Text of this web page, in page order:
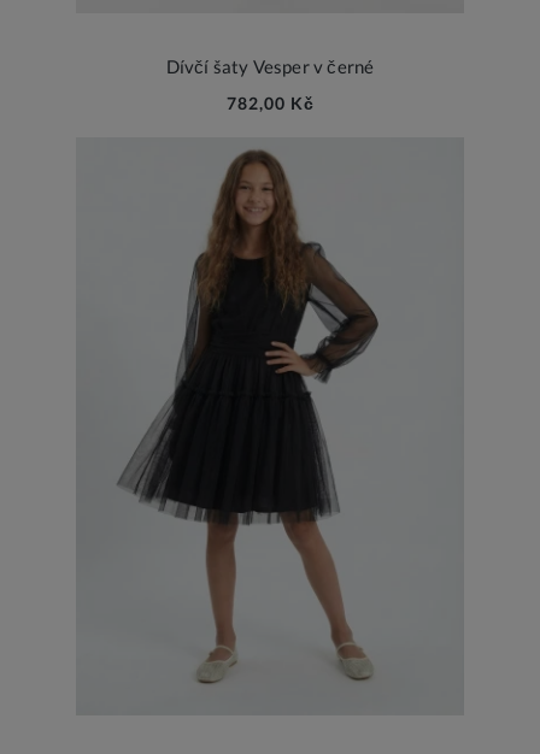
Dívčí šaty Vesper v černé
782,00 Kč